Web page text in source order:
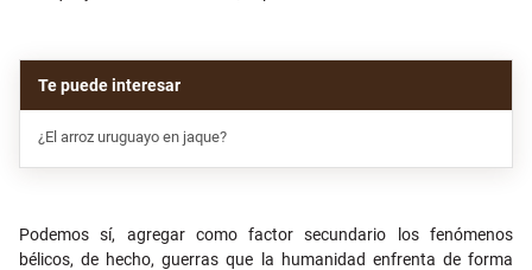
¿El arroz uruguayo en jaque?
Podemos sí, agregar como factor secundario los fenómenos
bélicos, de hecho, guerras que la humanidad enfrenta de forma